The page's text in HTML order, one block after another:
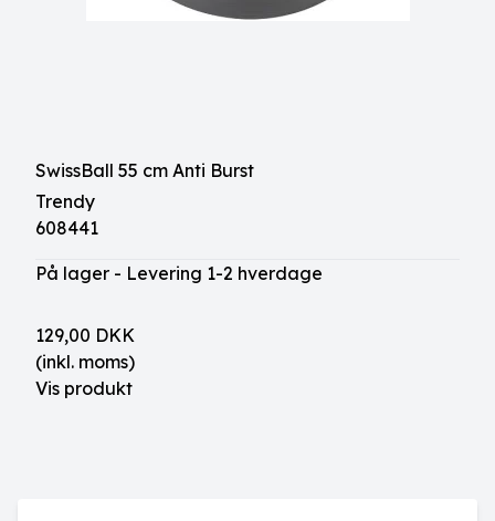
SwissBall 55 cm Anti Burst
Trendy
608441
På lager - Levering 1-2 hverdage
129,00 DKK
(inkl. moms)
Vis produkt